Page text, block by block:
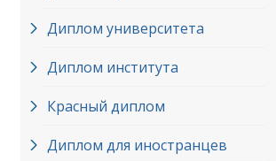
Диплом университета
Диплом института
Красный диплом
Диплом для иностранцев